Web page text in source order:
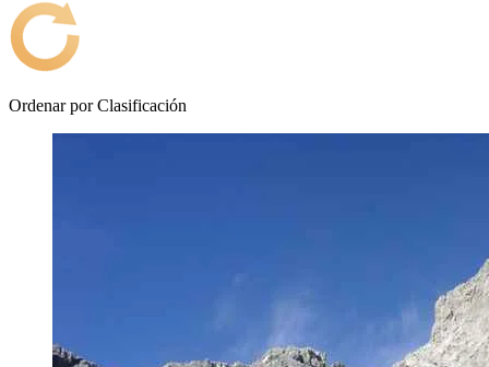
Ordenar por Clasificación